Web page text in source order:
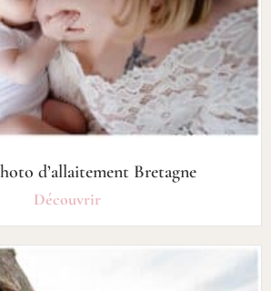
d’allaitement Bretagne
Découvrir